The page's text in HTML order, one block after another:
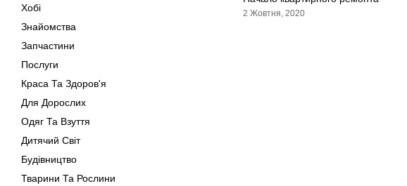
Хобі
Знайомства
Запчастини
Послуги
Краса Та Здоров'я
Для Дорослих
Одяг Та Взуття
Дитячий Світ
Будівництво
Тварини Та Рослини
2 Жовтня, 2020